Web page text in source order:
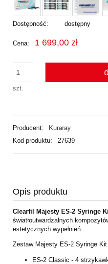
Dostępność: dostępny
Cena: 1 699,00 zł
szt.
Producent:
Kuraray
Kod produktu:
27639
Opis produktu
Clearfil Majesty ES-2 Syringe
światłoutwardzalnych
estetycznych wypełnień.
Zestaw Majesty ES-2 Syringe Kit
ES-2 Classic - 4